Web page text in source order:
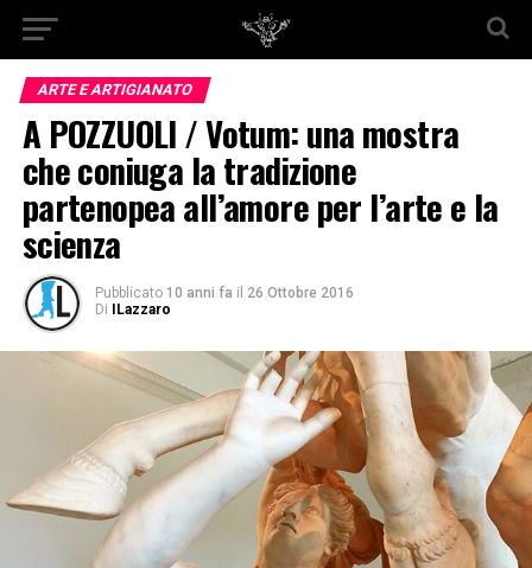
ARTE E ARTIGIANATO
A POZZUOLI / Votum: una mostra
che coniuga la tradizione
partenopea all’amore per l’arte e la
scienza
Pubblicato 10 anni fa il 26 Ottobre 2016
Di
ILazzaro